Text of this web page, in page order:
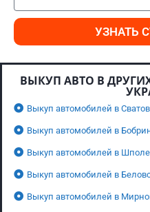
УЗНАТЬ
ВЫКУП АВТО В
Выкуп автомобилей в
Выкуп автомобилей в
Выкуп автомобилей в Шполе
Выкуп автомобилей в
Выкуп автомобилей в